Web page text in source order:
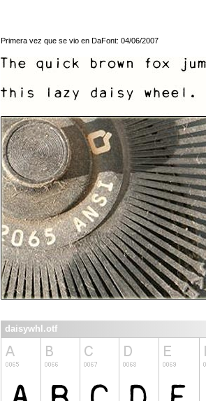
Primera vez que se vio en DaFont: 04/06/2007
daisywhl.otf